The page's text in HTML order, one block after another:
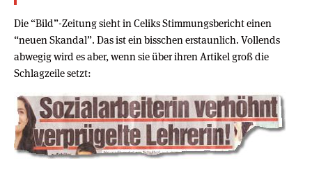
Die “Bild”-Zeitung sieht in Celiks Stimmungsbericht einen
“neuen Skandal”. Das ist ein bisschen erstaunlich. Vollends
abwegig wird es aber, wenn sie über ihren Artikel groß die
Schlagzeile setzt: